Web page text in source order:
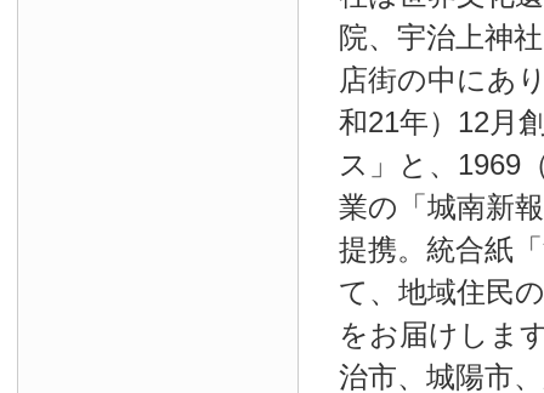
院、宇治上神
店街の中にあ
和21年）12月
ス」と、1969
業の「城南新
提携。統合紙
て、地域住民
をお届けしま
治市、城陽市